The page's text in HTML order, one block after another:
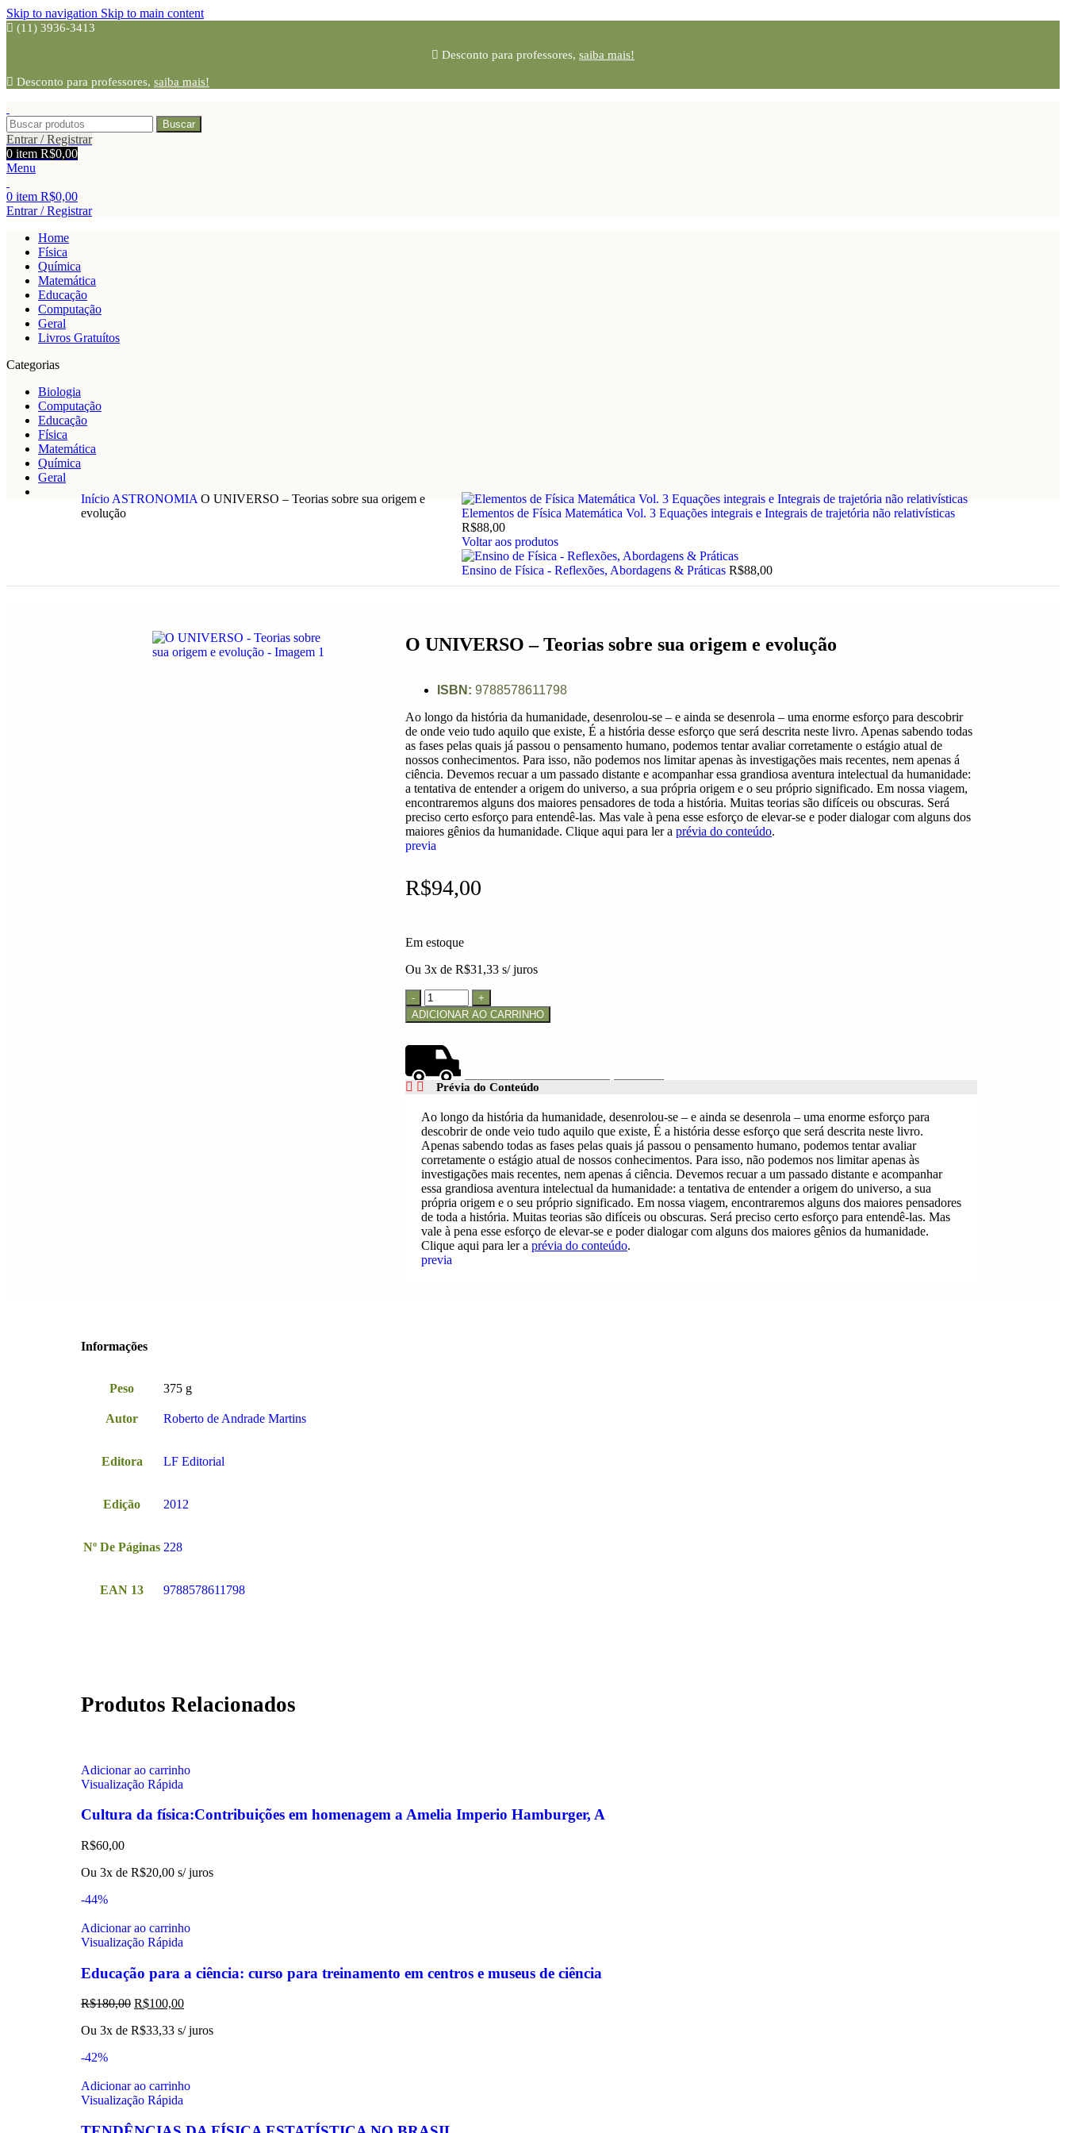
Skip to navigation Skip to main content
(11) 3936-3413
Desconto para professores, saiba mais!
Desconto para professores, saiba mais!
Buscar
Entrar / Registrar
0 item R$0,00
Menu
0 item R$0,00
Entrar / Registrar
Home
Física
Química
Matemática
Educação
Computação
Geral
Livros Gratuítos
Categorias
Biologia
Computação
Educação
Física
Matemática
Química
Geral
Início ASTRONOMIA O UNIVERSO – Teorias sobre sua origem e
evolução
Elementos de Física Matemática Vol. 3 Equações integrais e Integrais de trajetória não relativísticas
R$88,00
Voltar aos produtos
Ensino de Física - Reflexões, Abordagens & Práticas R$88,00
O UNIVERSO – Teorias sobre sua origem e evolução
ISBN: 9788578611798
Ao longo da história da humanidade, desenrolou-se – e ainda se desenrola – uma enorme esforço para descobrir
de onde veio tudo aquilo que existe, É a história desse esforço que será descrita neste livro. Apenas sabendo todas
as fases pelas quais já passou o pensamento humano, podemos tentar avaliar corretamente o estágio atual de
nossos conhecimentos. Para isso, não podemos nos limitar apenas às investigações mais recentes, nem apenas á
ciência. Devemos recuar a um passado distante e acompanhar essa grandiosa aventura intelectual da humanidade:
a tentativa de entender a origem do universo, a sua própria origem e o seu próprio significado. Em nossa viagem,
encontraremos alguns dos maiores pensadores de toda a história. Muitas teorias são difíceis ou obscuras. Será
preciso certo esforço para entendê-las. Mas vale à pena esse esforço de elevar-se e poder dialogar com alguns dos
maiores gênios da humanidade. Clique aqui para ler a prévia do conteúdo.
previa
R$94,00
Em estoque
Ou 3x de R$31,33 s/ juros
ADICIONAR AO CARRINHO
Prévia do Conteúdo
Ao longo da história da humanidade, desenrolou-se – e ainda se desenrola – uma enorme esforço para
descobrir de onde veio tudo aquilo que existe, É a história desse esforço que será descrita neste livro.
Apenas sabendo todas as fases pelas quais já passou o pensamento humano, podemos tentar avaliar
corretamente o estágio atual de nossos conhecimentos. Para isso, não podemos nos limitar apenas às
investigações mais recentes, nem apenas á ciência. Devemos recuar a um passado distante e acompanhar
essa grandiosa aventura intelectual da humanidade: a tentativa de entender a origem do universo, a sua
própria origem e o seu próprio significado. Em nossa viagem, encontraremos alguns dos maiores pensadores
de toda a história. Muitas teorias são difíceis ou obscuras. Será preciso certo esforço para entendê-las. Mas
vale à pena esse esforço de elevar-se e poder dialogar com alguns dos maiores gênios da humanidade.
Clique aqui para ler a prévia do conteúdo.
previa
Informações
Peso 375 g
Autor Roberto de Andrade Martins
Editora LF Editorial
Edição 2012
Nº De Páginas 228
EAN 13 9788578611798
Produtos Relacionados
Adicionar ao carrinho
Visualização Rápida
Cultura da física:Contribuições em homenagem a Amelia Imperio Hamburger, A
R$60,00
Ou 3x de R$20,00 s/ juros
-44%
Adicionar ao carrinho
Visualização Rápida
Educação para a ciência: curso para treinamento em centros e museus de ciência
R$180,00 R$100,00
Ou 3x de R$33,33 s/ juros
-42%
Adicionar ao carrinho
Visualização Rápida